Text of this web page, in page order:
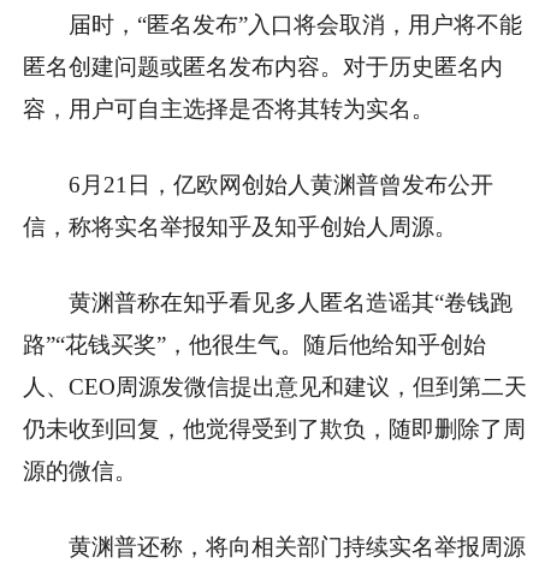
届时，“匿名发布”入口将会取消，用户将不能
匿名创建问题或匿名发布内容。对于历史匿名内
容，用户可自主选择是否将其转为实名。
6月21日，亿欧网创始人黄渊普曾发布公开
信，称将实名举报知乎及知乎创始人周源。
黄渊普称在知乎看见多人匿名造谣其“卷钱跑
路”“花钱买奖”，他很生气。随后他给知乎创始
人、CEO周源发微信提出意见和建议，但到第二天
仍未收到回复，他觉得受到了欺负，随即删除了周
源的微信。
黄渊普还称，将向相关部门持续实名举报周源